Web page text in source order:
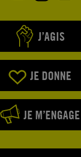
J’AGIS
JE DONNE
JE M’ENGAGE